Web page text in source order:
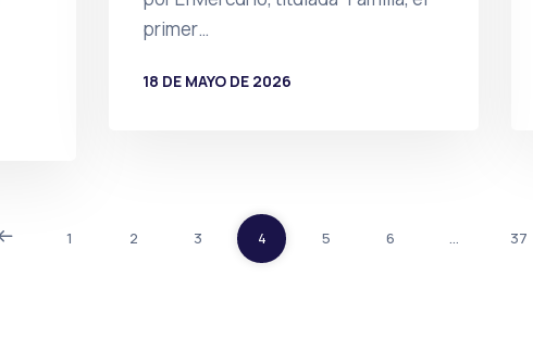
primer…
18 DE MAYO DE 2026
1 2 3 4 5 6 … 37